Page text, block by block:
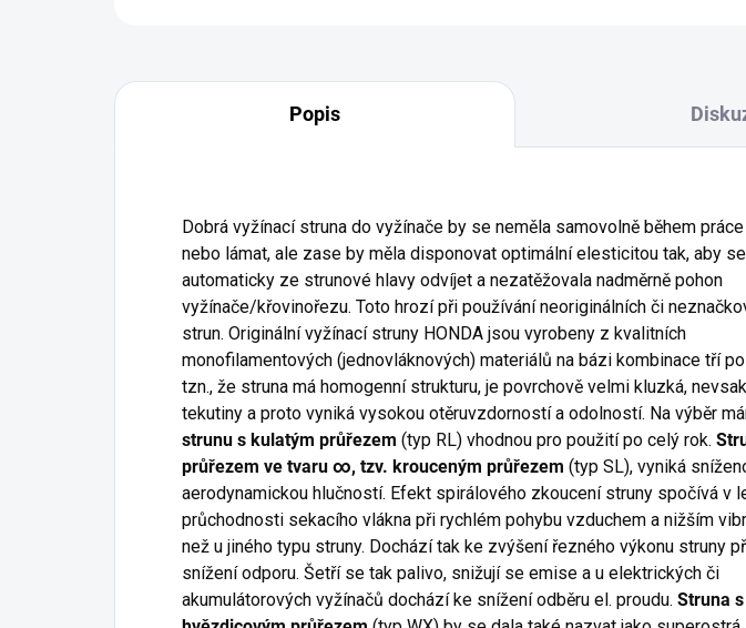
Popis
Dobrá vyžínací struna do vyžínače by se neměla samovolně během
nebo lámat, ale zase by měla disponovat optimální elesticitou tak, aby
automaticky ze strunové hlavy odvíjet a nezatěžovala nadměrně pohon
vyžínače/křovinořezu. Toto hrozí při používání neoriginálních či
strun. Originální vyžínací struny HONDA jsou vyrobeny z kvalitních
monofilamentových (jednovláknových) materiálů na bázi kombinace tří
tzn., že struna má homogenní strukturu, je povrchově velmi kluzká,
tekutiny a proto vyniká vysokou otěruvzdorností a odolností. Na výběr
strunu s kulatým průřezem (typ RL) vhodnou pro použití po celý rok.
průřezem ve tvaru ∞, tzv. krouceným průřezem (typ SL), vyniká
aerodynamickou hlučností. Efekt spirálového zkoucení struny spočívá v
průchodnosti sekacího vlákna při rychlém pohybu vzduchem a nižším
než u jiného typu struny. Dochází tak ke zvýšení řezného výkonu struny
snížení odporu. Šetří se tak palivo, snižují se emise a u elektrických či
akumulátorových vyžínačů dochází ke snížení odběru el. proudu. Struna s